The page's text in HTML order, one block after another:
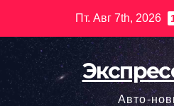
содержимому
Пт. Авг 7th, 2026
Авто-